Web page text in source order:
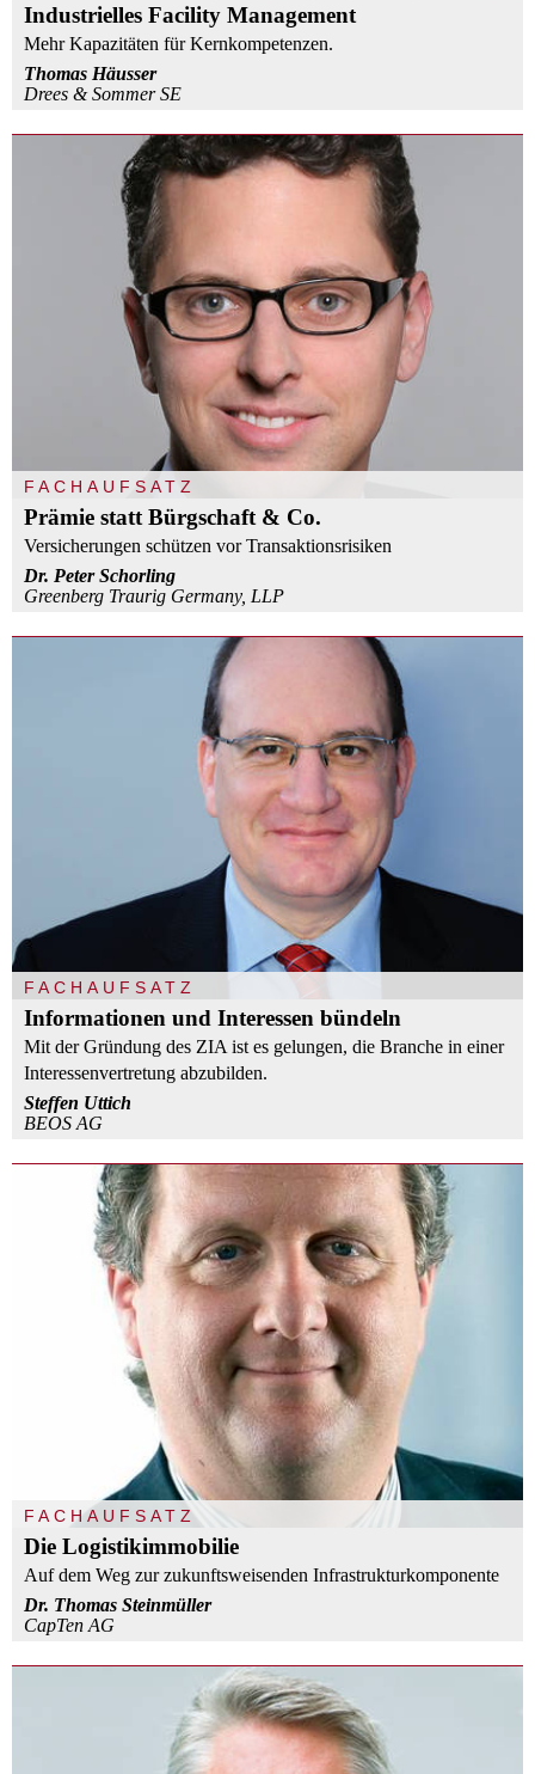
Industrielles Facility Management
Mehr Kapazitäten für Kernkompetenzen.
Thomas Häusser
Drees & Sommer SE
FACHAUFSATZ
Prämie statt Bürgschaft & Co.
Versicherungen schützen vor Transaktionsrisiken
Dr. Peter Schorling
Greenberg Traurig Germany, LLP
FACHAUFSATZ
Informationen und Interessen bündeln
Mit der Gründung des ZIA ist es gelungen, die Branche in einer
Interessenvertretung abzubilden.
Steffen Uttich
BEOS AG
FACHAUFSATZ
Die Logistikimmobilie
Auf dem Weg zur zukunftsweisenden Infrastrukturkomponente
Dr. Thomas Steinmüller
CapTen AG